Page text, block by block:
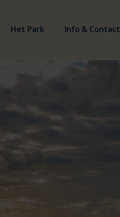
Het Park Info & Contact